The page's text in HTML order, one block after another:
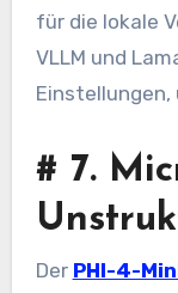
für die lokale
VLLM und
Einstellungen,
# 7.
Der PHI-4-